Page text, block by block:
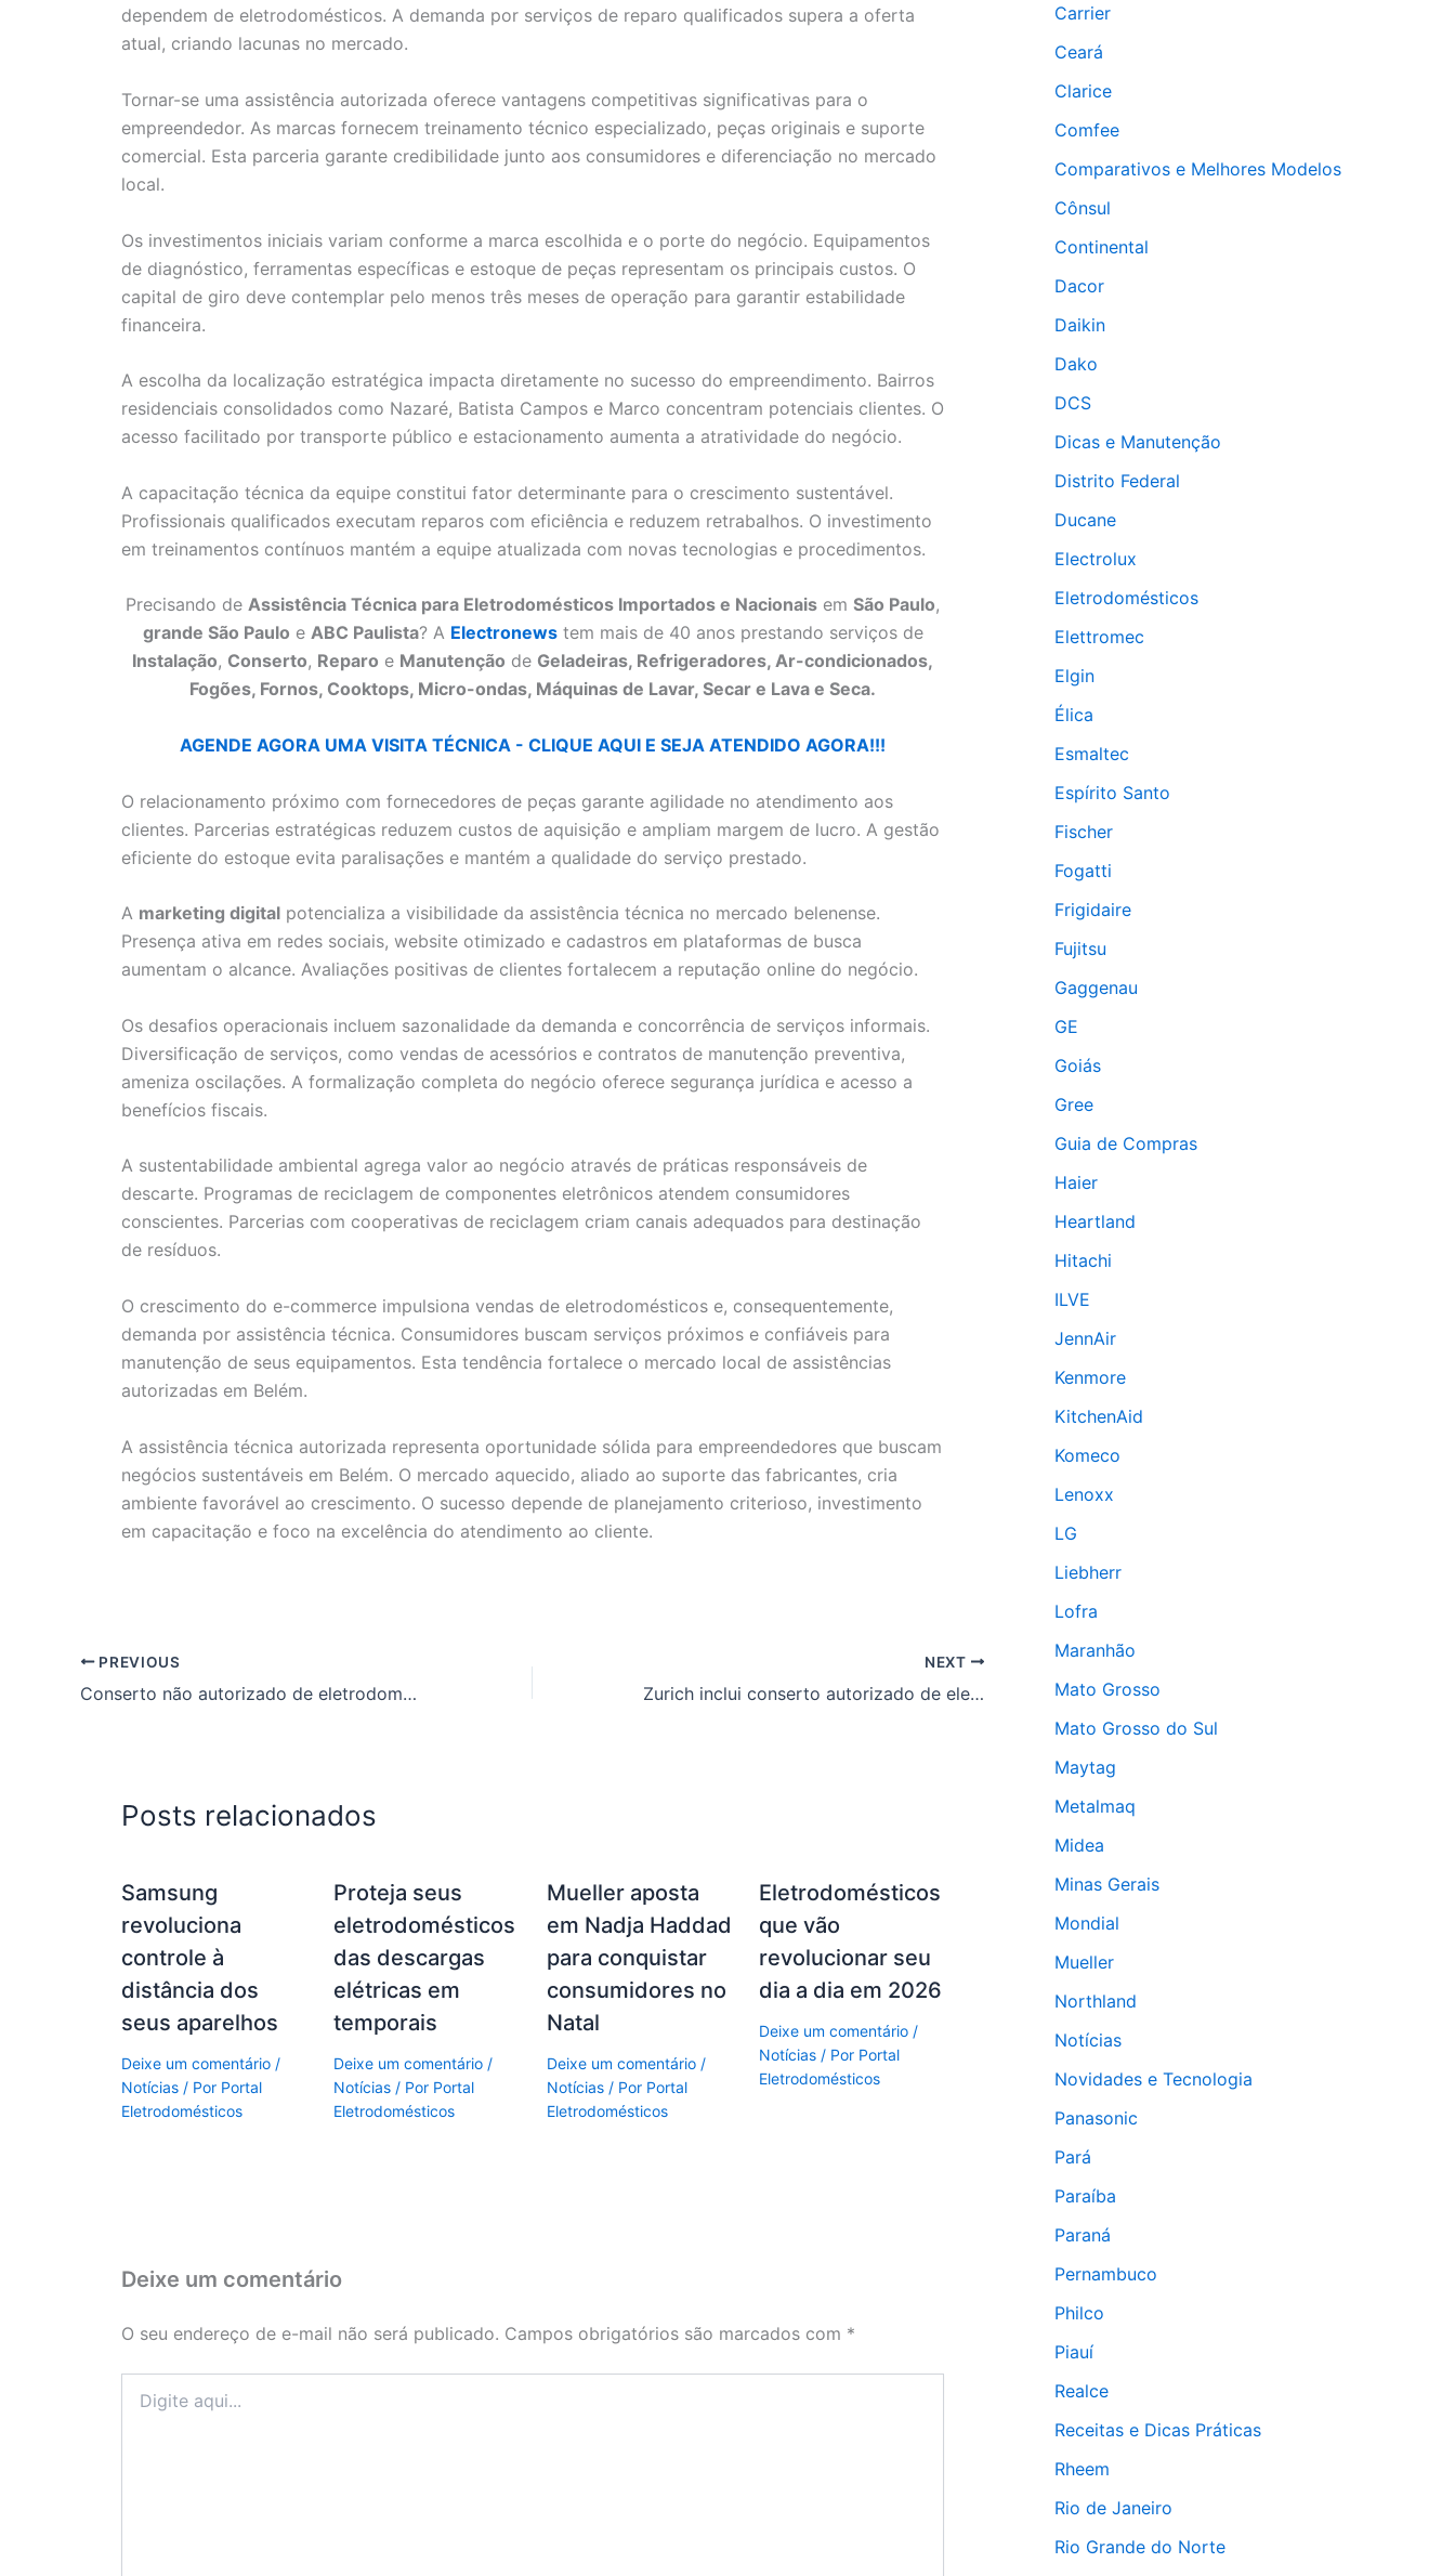
dependem de eletrodomésticos. A demanda por serviços de reparo qualificados supera a oferta
atual, criando lacunas no mercado.
Tornar-se uma assistência autorizada oferece vantagens competitivas significativas para o
empreendedor. As marcas fornecem treinamento técnico especializado, peças originais e suporte
comercial. Esta parceria garante credibilidade junto aos consumidores e diferenciação no mercado
local.
Os investimentos iniciais variam conforme a marca escolhida e o porte do negócio. Equipamentos
de diagnóstico, ferramentas específicas e estoque de peças representam os principais custos. O
capital de giro deve contemplar pelo menos três meses de operação para garantir estabilidade
financeira.
A escolha da localização estratégica impacta diretamente no sucesso do empreendimento. Bairros
residenciais consolidados como Nazaré, Batista Campos e Marco concentram potenciais clientes. O
acesso facilitado por transporte público e estacionamento aumenta a atratividade do negócio.
A capacitação técnica da equipe constitui fator determinante para o crescimento sustentável.
Profissionais qualificados executam reparos com eficiência e reduzem retrabalhos. O investimento
em treinamentos contínuos mantém a equipe atualizada com novas tecnologias e procedimentos.
Precisando de Assistência Técnica para Eletrodomésticos Importados e Nacionais em São Paulo,
grande São Paulo e ABC Paulista? A Electronewstem mais de 40 anos prestando serviços de
Instalação, Conserto, Reparo e Manutenção de Geladeiras, Refrigeradores, Ar-condicionados,
Fogões, Fornos, Cooktops, Micro-ondas, Máquinas de Lavar, Secar e Lava e Seca.
AGENDE AGORA UMA VISITA TÉCNICA - CLIQUE AQUI E SEJA ATENDIDO AGORA!!!
O relacionamento próximo com fornecedores de peças garante agilidade no atendimento aos
clientes. Parcerias estratégicas reduzem custos de aquisição e ampliam margem de lucro. A gestão
eficiente do estoque evita paralisações e mantém a qualidade do serviço prestado.
A marketing digital potencializa a visibilidade da assistência técnica no mercado belenense.
Presença ativa em redes sociais, website otimizado e cadastros em plataformas de busca
aumentam o alcance. Avaliações positivas de clientes fortalecem a reputação online do negócio.
Os desafios operacionais incluem sazonalidade da demanda e concorrência de serviços informais.
Diversificação de serviços, como vendas de acessórios e contratos de manutenção preventiva,
ameniza oscilações. A formalização completa do negócio oferece segurança jurídica e acesso a
benefícios fiscais.
A sustentabilidade ambiental agrega valor ao negócio através de práticas responsáveis de
descarte. Programas de reciclagem de componentes eletrônicos atendem consumidores
conscientes. Parcerias com cooperativas de reciclagem criam canais adequados para destinação
de resíduos.
O crescimento do e-commerce impulsiona vendas de eletrodomésticos e, consequentemente,
demanda por assistência técnica. Consumidores buscam serviços próximos e confiáveis para
manutenção de seus equipamentos. Esta tendência fortalece o mercado local de assistências
autorizadas em Belém.
A assistência técnica autorizada representa oportunidade sólida para empreendedores que buscam
negócios sustentáveis em Belém. O mercado aquecido, aliado ao suporte das fabricantes, cria
ambiente favorável ao crescimento. O sucesso depende de planejamento criterioso, investimento
em capacitação e foco na excelência do atendimento ao cliente.
PREVIOUS
Conserto não autorizado de eletrodoméstico é prática abusiva
NEXT
Zurich inclui conserto autorizado de eletrodomésticos no seguro
Posts relacionados
Samsung
revoluciona
controle à
distância dos
seus aparelhos
Deixe um comentário /
Notícias / Por Portal
Eletrodomésticos
Proteja seus
eletrodomésticos
das descargas
elétricas em
temporais
Deixe um comentário /
Notícias / Por Portal
Eletrodomésticos
Mueller aposta
em Nadja Haddad
para conquistar
consumidores no
Natal
Deixe um comentário /
Notícias/ Por Portal
Eletrodomésticos
Eletrodomésticos
que vão
revolucionar seu
dia a dia em 2026
Deixe um comentário /
Notícias/ Por Portal
Eletrodomésticos
Deixe um comentário
O seu endereço de e-mail não será publicado. Campos obrigatórios são marcados com *
aqui...
Carrier
Ceará
Clarice
Comfee
Comparativos e Melhores Modelos
Cônsul
Continental
Dacor
Daikin
Dako
DCS
Dicas e Manutenção
Distrito Federal
Ducane
Electrolux
Eletrodomésticos
Elettromec
Elgin
Élica
Esmaltec
Espírito Santo
Fischer
Fogatti
Frigidaire
Fujitsu
Gaggenau
GE
Goiás
Gree
Guia de Compras
Haier
Heartland
Hitachi
ILVE
JennAir
Kenmore
KitchenAid
Komeco
Lenoxx
LG
Liebherr
Lofra
Maranhão
Mato Grosso
Mato Grosso do Sul
Maytag
Metalmaq
Midea
Minas Gerais
Mondial
Mueller
Northland
Notícias
Novidades e Tecnologia
Panasonic
Pará
Paraíba
Paraná
Pernambuco
Philco
Piauí
Realce
Receitas e Dicas Práticas
Rheem
Rio de Janeiro
Rio Grande do Norte